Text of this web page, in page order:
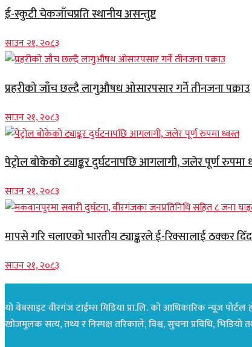
ई-स्कुटी चेकजाँचप्रति स्थानीय असन्तुष्ट
साउन २१, २०८३
प्रहरीको जाँच छल्दै लागुऔषध ओसारपसार गर्ने तीनजना पक्राउ
साउन २१, २०८३
पेट्रोल बोकेको ट्याङ्कर दुर्घटनापछि आगलागी, जलेर पूर्ण रुपमा
साउन २१, २०८३
मापसे गरि चलाएको भारतीय ट्याङ्करले ई-रिक्सालाई ठक्कर
साउन २१, २०८३
यो वेबसाइट वीरगंज टाईम्स मिडिया प्रा.लि. को आधिकारिक न्यूज
खोजमुलक सत्य, तथ्य र निस्पक्ष तरिकाले, विश्व, सुचना प्रविधि,